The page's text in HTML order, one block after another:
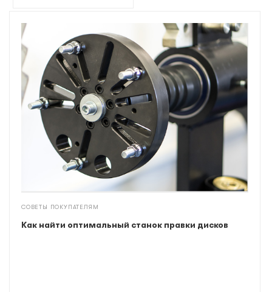
СОВЕТЫ ПОКУПАТЕЛЯМ
Как найти оптимальный станок правки дисков